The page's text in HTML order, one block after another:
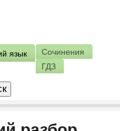
язык
Сочинения
ГДЗ